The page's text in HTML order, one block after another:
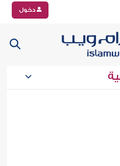
دخول